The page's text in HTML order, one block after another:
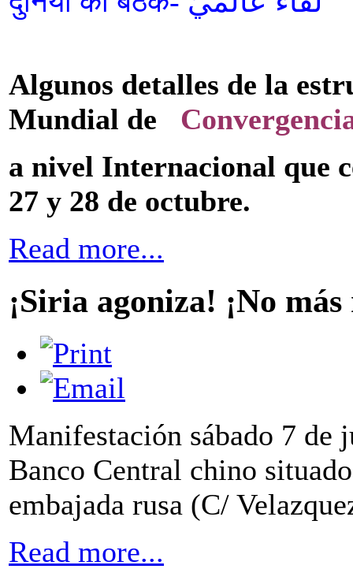
Algunos detalles de la
Mundial de
a nivel Internacional que
27 y 28 de octubre.
Read more...
¡Siria agoniza! ¡No
Manifestación sábado 7 de
Banco Central chino
embajada rusa (C/
Read more...